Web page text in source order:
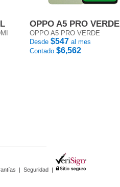
OPPO A5 PRO VERDE
OPPO A5 PRO VERDE
Desde $547 al mes
Contado $6,562
| Seguridad |